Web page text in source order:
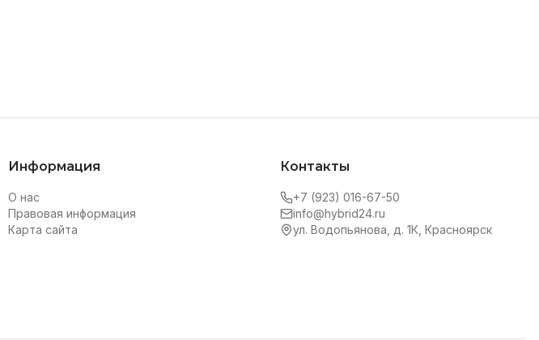
Информация
О нас
Правовая информация
Карта сайта
Контакты
+7 (923) 016-67-50
info@hybrid24.ru
ул. Водопьянова, д. 1К, Красноярск